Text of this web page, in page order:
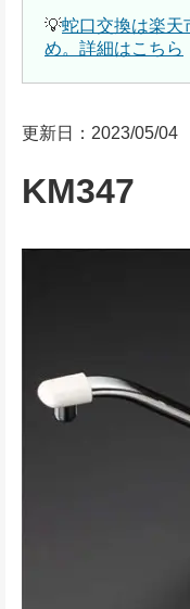
💡蛇口交換は楽天
め。詳細はこちら
更新日：2023/05/04
KM347